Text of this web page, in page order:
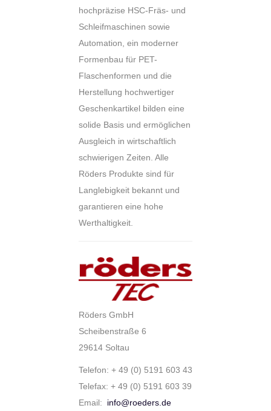
hochpräzise HSC-Fräs- und
Schleifmaschinen sowie
Automation, ein moderner
Formenbau für PET-
Flaschenformen und die
Herstellung hochwertiger
Geschenkartikel bilden eine
solide Basis und ermöglichen
Ausgleich in wirtschaftlich
schwierigen Zeiten. Alle
Röders Produkte sind für
Langlebigkeit bekannt und
garantieren eine hohe
Werthaltigkeit.
Röders GmbH
Scheibenstraße 6
29614 Soltau
Telefon: + 49 (0) 5191 603 43
Telefax: + 49 (0) 5191 603 39
Email: info@roeders.de